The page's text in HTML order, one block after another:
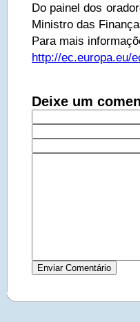
Do painel dos
Ministro das
Para mais
http://ec.europa.eu/
Deixe um